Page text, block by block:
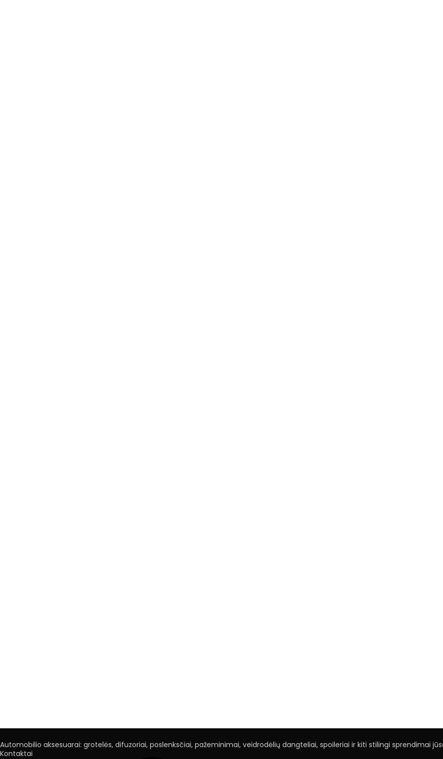
Automobilio aksesuarai: grotelės, difuzoriai, poslenksčiai, pažeminimai, veidrodėlių dangteliai, spoileriai ir kiti stilingi sprendimai
Kontaktai